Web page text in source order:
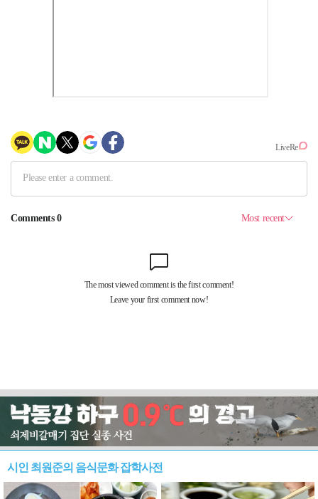
시인 최원준의 음식문화 잡학사전